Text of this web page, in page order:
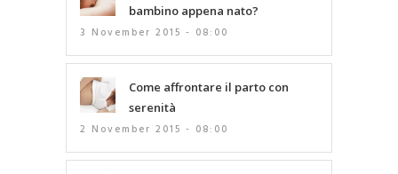
bambino appena nato?
3 November 2015 - 08:00
Come affrontare il parto con
serenità
2 November 2015 - 08:00